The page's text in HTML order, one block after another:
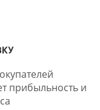
прибыльность и